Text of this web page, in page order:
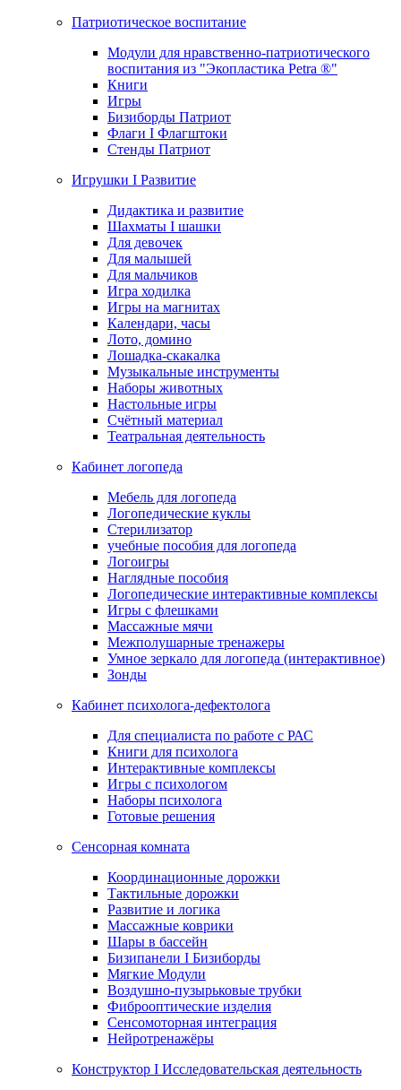
Патриотическое воспитание
Модули для нравственно-патриотического
воспитания из "Экопластика Petra ®"
Книги
Игры
Бизиборды Патриот
Флаги I Флагштоки
Стенды Патриот
Игрушки I Развитие
Дидактика и развитие
Шахматы I шашки
Для девочек
Для малышей
Для мальчиков
Игра ходилка
Игры на магнитах
Календари, часы
Лото, домино
Лошадка-скакалка
Музыкальные инструменты
Наборы животных
Настольные игры
Счётный материал
Театральная деятельность
Кабинет логопеда
Мебель для логопеда
Логопедические куклы
Стерилизатор
учебные пособия для логопеда
Логоигры
Наглядные пособия
Логопедические интерактивные комплексы
Игры с флешками
Массажные мячи
Межполушарные тренажеры
Умное зеркало для логопеда (интерактивное)
Зонды
Кабинет психолога-дефектолога
Для специалиста по работе с РАС
Книги для психолога
Интерактивные комплексы
Игры с психологом
Наборы психолога
Готовые решения
Сенсорная комната
Координационные дорожки
Тактильные дорожки
Развитие и логика
Массажные коврики
Шары в бассейн
Бизипанели I Бизиборды
Мягкие Модули
Воздушно-пузырьковые трубки
Фиброоптические изделия
Сенсомоторная интеграция
Нейротренажёры
Конструктор I Исследовательская деятельность